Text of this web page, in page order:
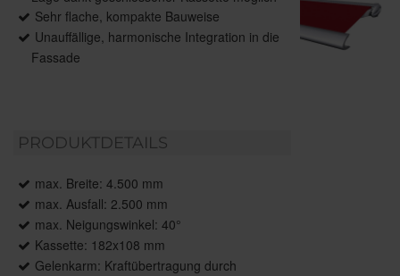
Sehr flache, kompakte Bauweise
Unauffällige, harmonische Integration in die
Fassade
PRODUKTDETAILS
max. Breite: 4.500 mm
max. Ausfall: 2.500 mm
max. Neigungswinkel: 40°
Kassette: 182x108 mm
Gelenkarm: Kraftübertragung durch